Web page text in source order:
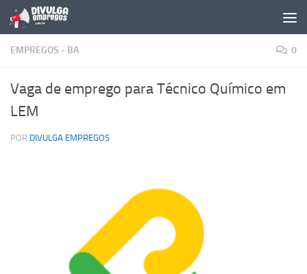
Skip to content
EMPREGOS - BA 0
Vaga de emprego para Técnico Químico em
LEM
POR DIVULGA EMPREGOS